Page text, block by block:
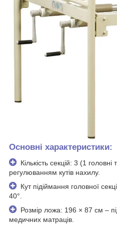
Основні характеристики:
Кількість секцій: 3 (1
регулюванням кутів нахилу.
Кут підіймання головної
40°.
Розмір ложа: 196 × 87 см –
медичних матраців.